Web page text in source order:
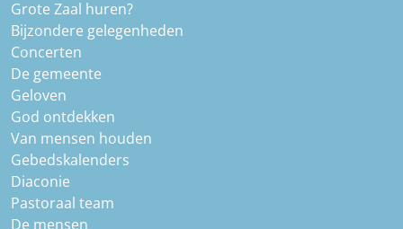
Grote Zaal huren?
Bijzondere gelegenheden
Concerten
De gemeente
Geloven
God ontdekken
Van mensen houden
Gebedskalenders
Diaconie
Pastoraal team
De mensen